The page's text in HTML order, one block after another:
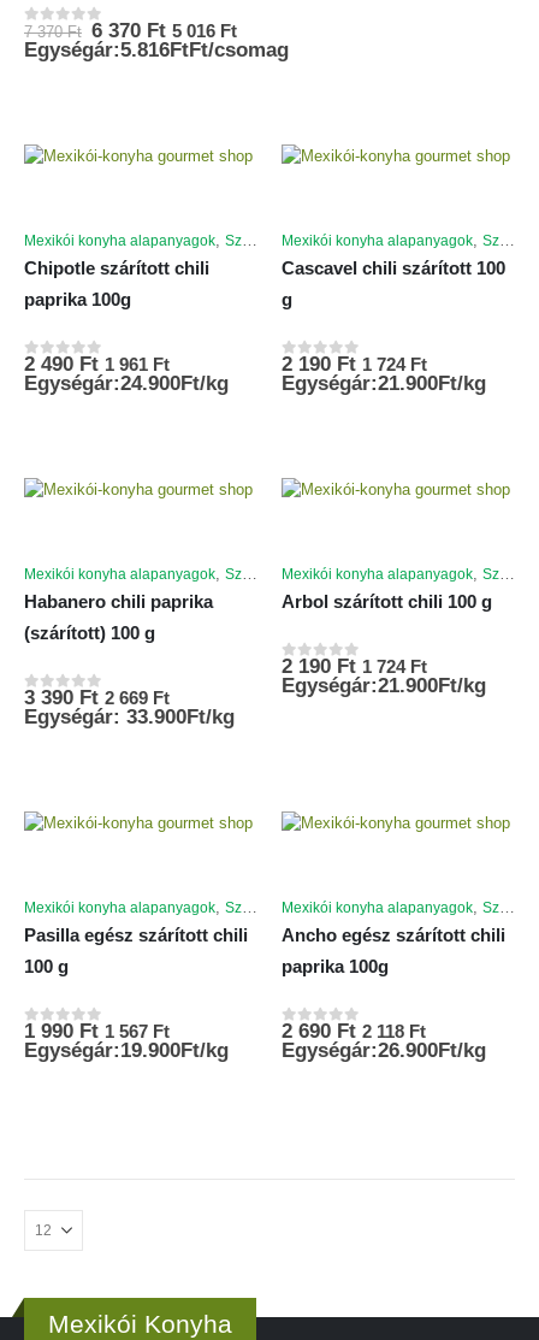
0az 5-ből
7 370Ft Original
price
was:
6 370 FtCurrent
price
5 016 Ft
Egységár:5.816FtFt/csomag
Mexikói konyha alapanyagok Szárított chili paprikák
Chipotle szárított chili
paprika 100g
0az 5-ből
2 490 Ft 1 961 Ft
Egységár:24.900Ft/kg
Mexikói konyha alapanyagok Szárított chili paprikák
Cascavel chili szárított 100
g
0az 5-ből
2 190 Ft 1 724 Ft
Egységár:21.900Ft/kg
Mexikói konyha alapanyagok, Szárított chili paprikák
Habanero chili paprika
(szárított) 100 g
0az 5-ből
3 390 Ft 2 669 Ft
Egységár: 33.900Ft/kg
Mexikói konyha alapanyagok, Szárított chili paprikák
Arbol szárított chili 100 g
0az 5-ből
2 190 Ft 1 724 Ft
Egységár:21.900Ft/kg
Mexikói konyha alapanyagok, Szárított chili paprikák
Pasilla egész szárított chili
100 g
0az 5-ből
1 990 Ft 1 567 Ft
Egységár:19.900Ft/kg
Mexikói konyha alapanyagok, Szárított chili paprikák
Ancho egész szárított chili
paprika 100g
0az 5-ből
2 690 Ft 2 118 Ft
Egységár:26.900Ft/kg
Mexikói Konyha